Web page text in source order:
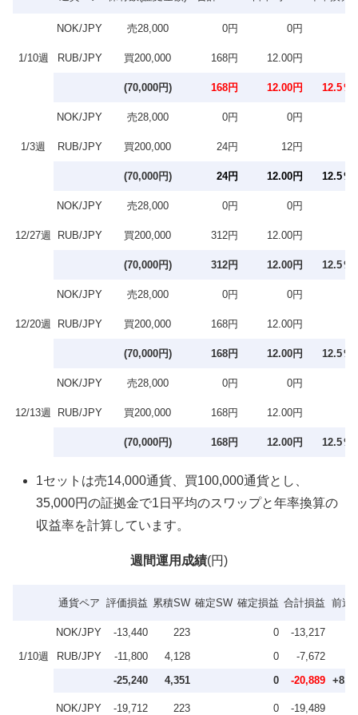
1/10週
NOK/JPY 売28,000 0円 0円
RUB/JPY 買200,000 168円 12.00円
(70,000円) 168円 12.00円 12.5％
1/3週
NOK/JPY 売28,000 0円 0円
RUB/JPY 買200,000 24円 12円
(70,000円) 24円 12.00円 12.5％
12/27週
NOK/JPY 売28,000 0円 0円
RUB/JPY 買200,000 312円 12.00円
(70,000円) 312円 12.00円 12.5％
12/20週
NOK/JPY 売28,000 0円 0円
RUB/JPY 買200,000 168円 12.00円
(70,000円) 168円 12.00円 12.5％
12/13週
NOK/JPY 売28,000 0円 0円
RUB/JPY 買200,000 168円 12.00円
(70,000円) 168円 12.00円 12.5％
1セットは売14,000通貨、買100,000通貨とし、
35,000円の証拠金で1日平均のスワップと年率換算の
収益率を計算しています。
週間運用成績(円)
通貨ペア 評価損益 累積SW 確定SW 確定損益 合計損益 前週
1/10週
NOK/JPY -13,440 223 0
-13,217
RUB/JPY
-11,800 4,128 0
-7,672
-25,240
4,351 0 -20,889
NOK/JPY -19,712 223 0 -19,489